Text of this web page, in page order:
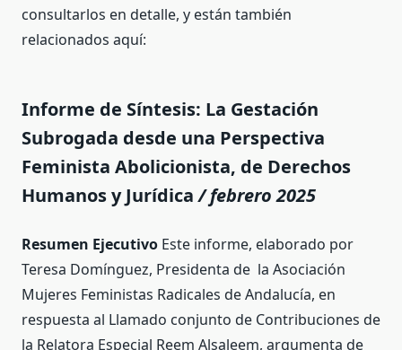
consultarlos en detalle, y están también
relacionados aquí:
Informe de Síntesis: La Gestación
Subrogada desde una Perspectiva
Feminista Abolicionista, de Derechos
Humanos y Jurídica/ febrero2025
Resumen Ejecutivo Este informe, elaborado por
Teresa Domínguez, Presidenta de la Asociación
Mujeres Feministas Radicales de Andalucía, en
respuesta al Llamado conjunto de Contribuciones de
la Relatora Especial Reem Alsaleem, argumenta de